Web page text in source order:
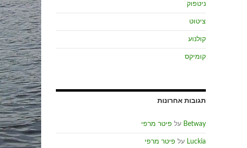
ניטפוק
ציטוט
קולנוע
קומיקס
תגובות אחרונות
Betway על פיטר מרפי
Luckia על פיטר מרפי